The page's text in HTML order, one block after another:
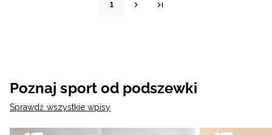
1
Poznaj sport od podszewki
Sprawdź wszystkie wpisy